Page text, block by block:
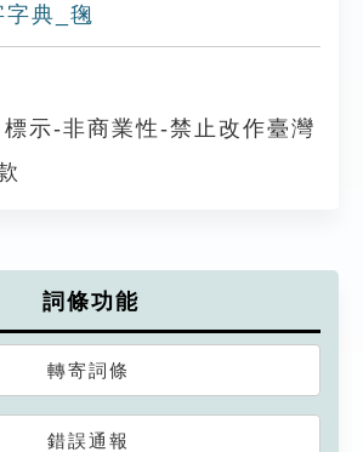
字典_毱
示-非商業性-禁止改作臺灣
詞條功能
轉寄詞條
錯誤通報